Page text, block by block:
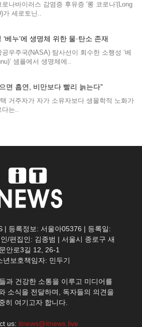
로나바이러스 감염증 후유증 '롱 코로나'(Long
가 세로토닌..
‘베누’에 생명체 위한 물·탄소 존재
공우주국(NASA) 탐사선이 회수한 소행성 ‘베
샘플에서 생명체에..
면 흡연, 비만보다 빨리 늙는다”
거주자가 자가 소유자보다 생물학적 노화가
다는..
| 등록정보: 서울아05376 | 등록일:
/편집인: 김종범 | 서울시 종로구 새
문안로3길 12, 26-1
년보호책임자: 민두기
과 건강한 소통을 이루고 미디어를
소식을 전달하며, 독자들의 의견을
히 여기고자 합니다.
us: itnews@itnews.live